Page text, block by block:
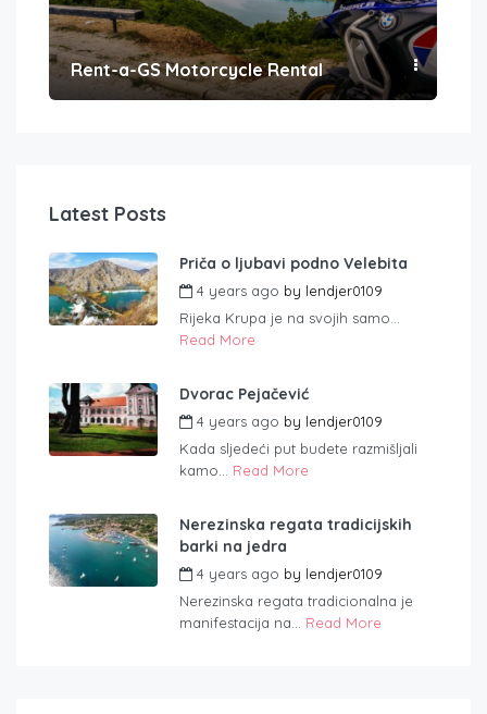
Rent-a-GS Motorcycle Rental
Latest Posts
Priča o ljubavi podno Velebita
4 years ago by lendjer0109
Rijeka Krupa je na svojih samo...
Read More
Dvorac Pejačević
4 years ago by lendjer0109
Kada sljedeći put budete razmišljali
kamo... Read More
Nerezinska regata tradicijskih
barki na jedra
4 years ago by lendjer0109
Nerezinska regata tradicionalna je
manifestacija na... Read More